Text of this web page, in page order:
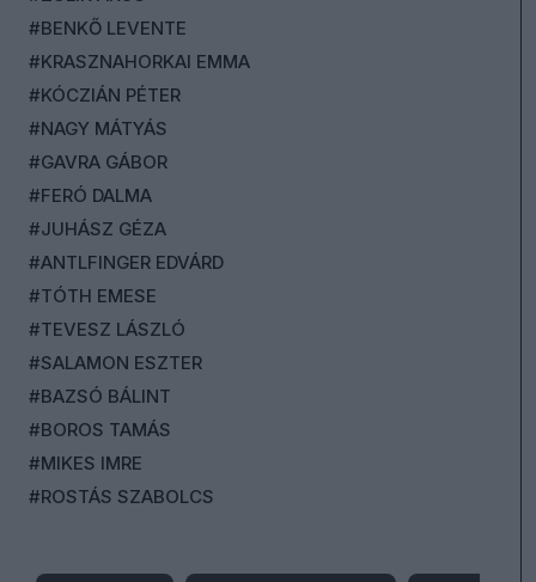
#BENKŐ LEVENTE
#KRASZNAHORKAI EMMA
#KÓCZIÁN PÉTER
#NAGY MÁTYÁS
#GAVRA GÁBOR
#FERÓ DALMA
#JUHÁSZ GÉZA
#ANTLFINGER EDVÁRD
#TÓTH EMESE
#TEVESZ LÁSZLÓ
#SALAMON ESZTER
#BAZSÓ BÁLINT
#BOROS TAMÁS
#MIKES IMRE
#ROSTÁS SZABOLCS